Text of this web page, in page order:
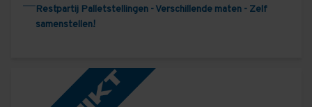
Restpartij Palletstellingen - Verschillende maten - Zelf
samenstellen!